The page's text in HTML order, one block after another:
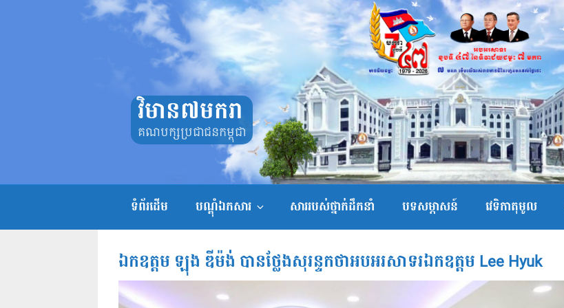
វិមាន៧មករា
គណបក្សប្រជាជនកម្ពុជា
ទំព័រដើម បណ្តុំឯកសារ សាររបស់ថ្នាក់ដឹកនាំ បទសម្ភាសន៍ វេទិកាតុមូល
ឯកឧត្តម ឡុង ឌីម៉ង់ បានថ្លែងសុរន្ទកថាអបអរសាទរឯកឧត្តម Lee Hyuk